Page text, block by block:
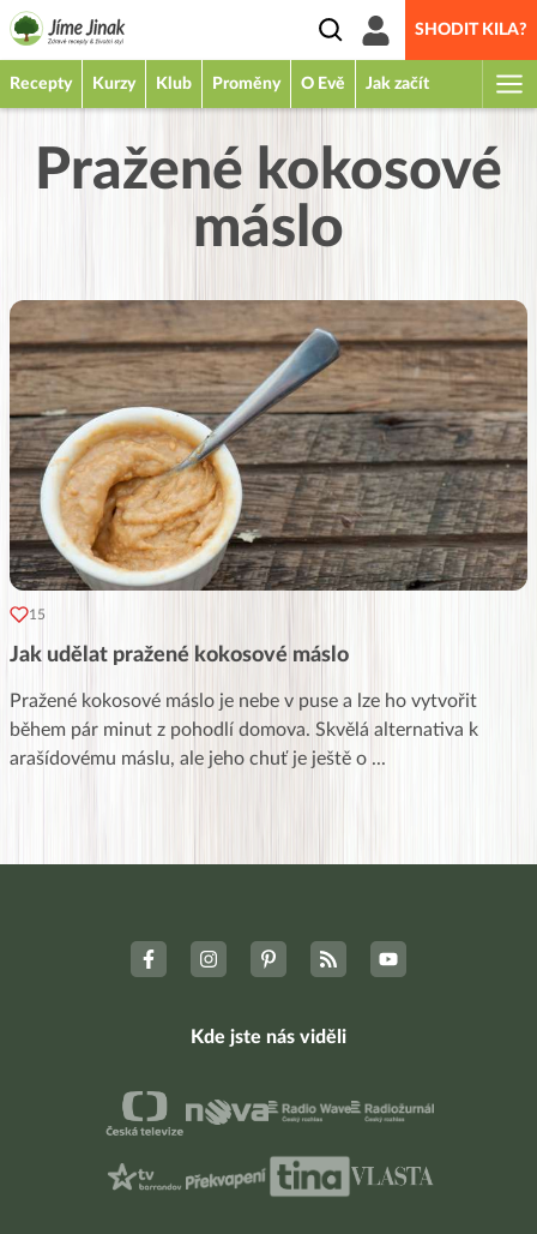
SHODIT KILA?
Recepty Kurzy Klub Proměny O Evě Jak začít
Pražené kokosové
máslo
15
Jak udělat pražené kokosové máslo
Pražené kokosové máslo je nebe v puse a lze ho vytvořit
během pár minut z pohodlí domova. Skvělá alternativa k
arašídovému máslu, ale jeho chuť je ještě o ...
Kde jste nás viděli